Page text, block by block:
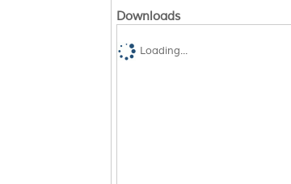
Downloads
Loading...